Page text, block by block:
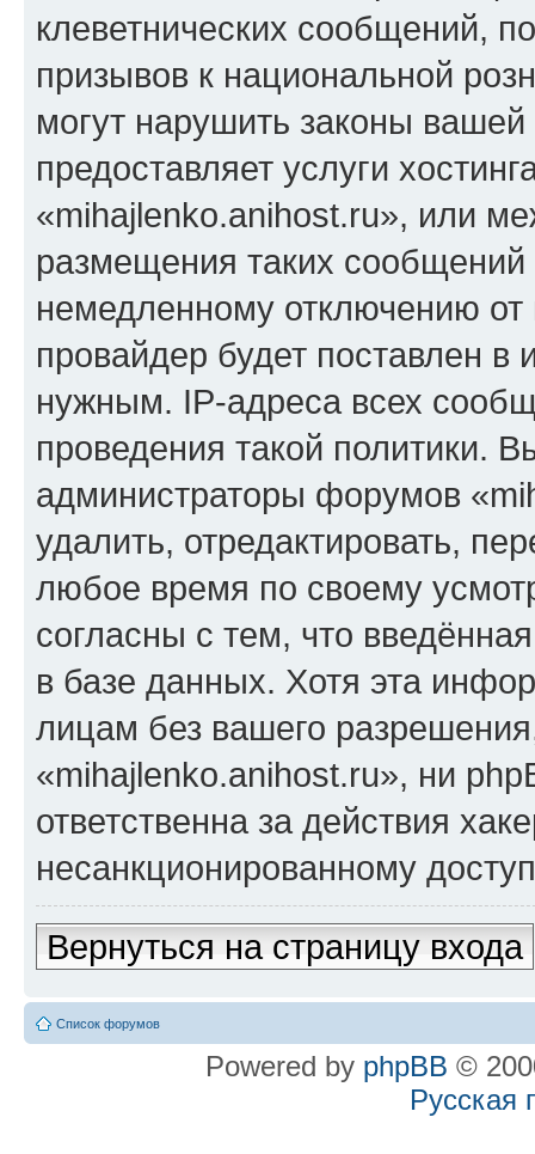
клеветнических сообщений,
призывов к национальной
могут нарушить законы
предоставляет услуги
«mihajlenko.anihost.ru», или
размещения таких
немедленному отключению
провайдер будет поставлен в
нужным. IP-адреса всех
проведения такой политики.
администраторы форумов
удалить, отредактировать,
любое время по своему
согласны с тем, что
в базе данных. Хотя эта
лицам без вашего
«mihajlenko.anihost.ru», ни
ответственна за действия
несанкционированному
Вернуться на страницу входа
Список форумов
Powered by phpBB ©
Русская